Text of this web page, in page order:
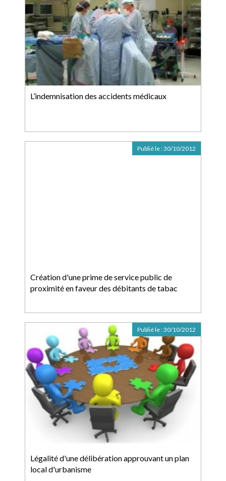
L’indemnisation des accidents médicaux
Création d'une prime de service public de
proximité en faveur des débitants de tabac
Publié le :30/10/2012
Légalité d'une délibération approuvant un plan
local d'urbanisme
Publié le :30/10/2012